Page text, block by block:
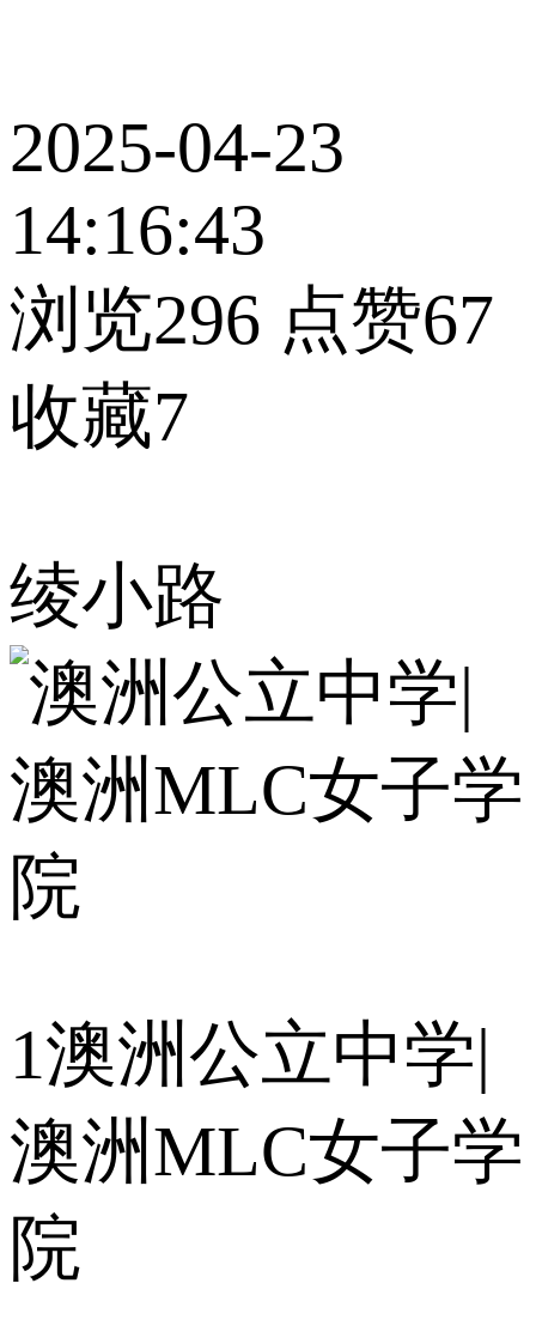
2025-04-23
14:16:43
浏览296 点赞67
收藏7
绫小路
1澳洲公立中学|
澳洲MLC女子学
院